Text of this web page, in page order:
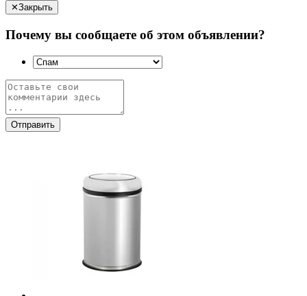
✕Закрыть
Почему вы сообщаете об этом объявлении?
Отправить